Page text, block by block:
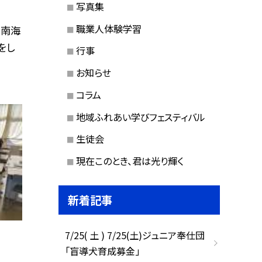
海
し
写真集
職業人体験学習
行事
お知らせ
コラム
地域ふれあい学びフェスティバル
生徒会
現在このとき、君は光り輝く
新着記事
7/25( 土 ) 7/25(土)ジュニア奉仕団
「盲導犬育成募金」